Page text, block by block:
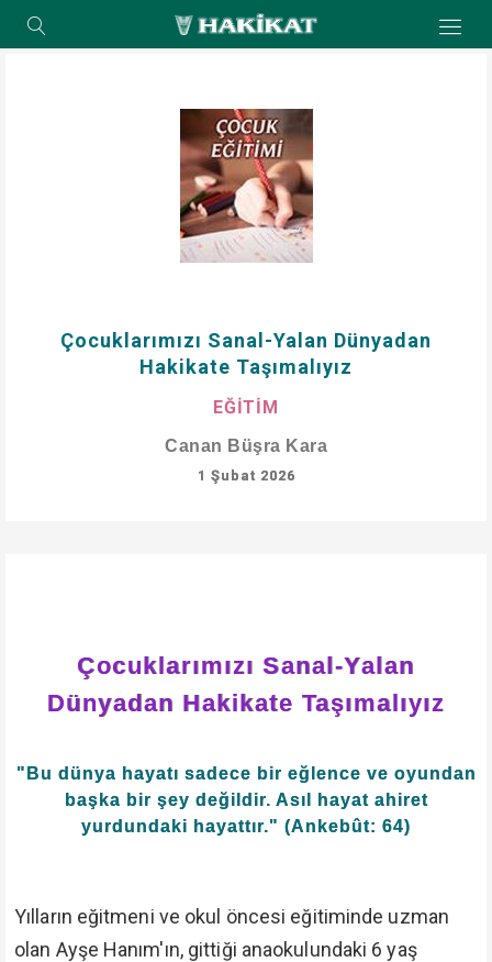
Çocuklarımızı Sanal-Yalan Dünyadan
Hakikate Taşımalıyız
EĞİTİM
Canan Büşra Kara
1 Şubat 2026
Çocuklarımızı Sanal-Yalan
Dünyadan Hakikate Taşımalıyız
"Bu dünya hayatı sadece bir eğlence ve oyundan
başka bir şey değildir. Asıl hayat ahiret
yurdundaki hayattır." (Ankebût: 64)
Yılların eğitmeni ve okul öncesi eğitiminde uzman
olan Ayşe Hanım'ın, gittiği anaokulundaki 6 yaş